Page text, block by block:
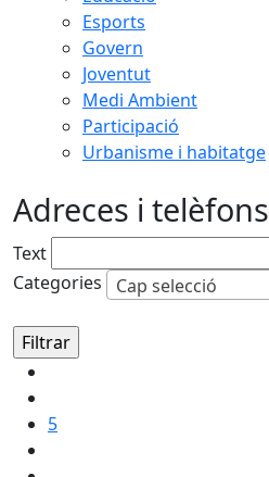
Esports
Govern
Joventut
Medi Ambient
Participació
Urbanisme i habitatge
Adreces i telèfons
Text
Categories
Cap selecció
5